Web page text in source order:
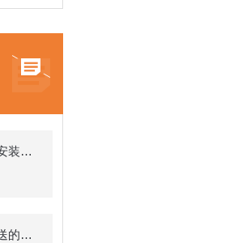
一文阐述拆包投料设备的安装调试与保养说明
真空上料机：实现物料输送的安全与高效